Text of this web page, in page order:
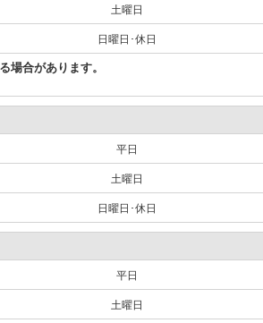
土曜日
日曜日･休日
場合があります。
平日
土曜日
日曜日･休日
平日
土曜日